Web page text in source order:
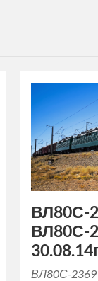
ВЛ80С-
ВЛ80С-
ВЛ80С-2369